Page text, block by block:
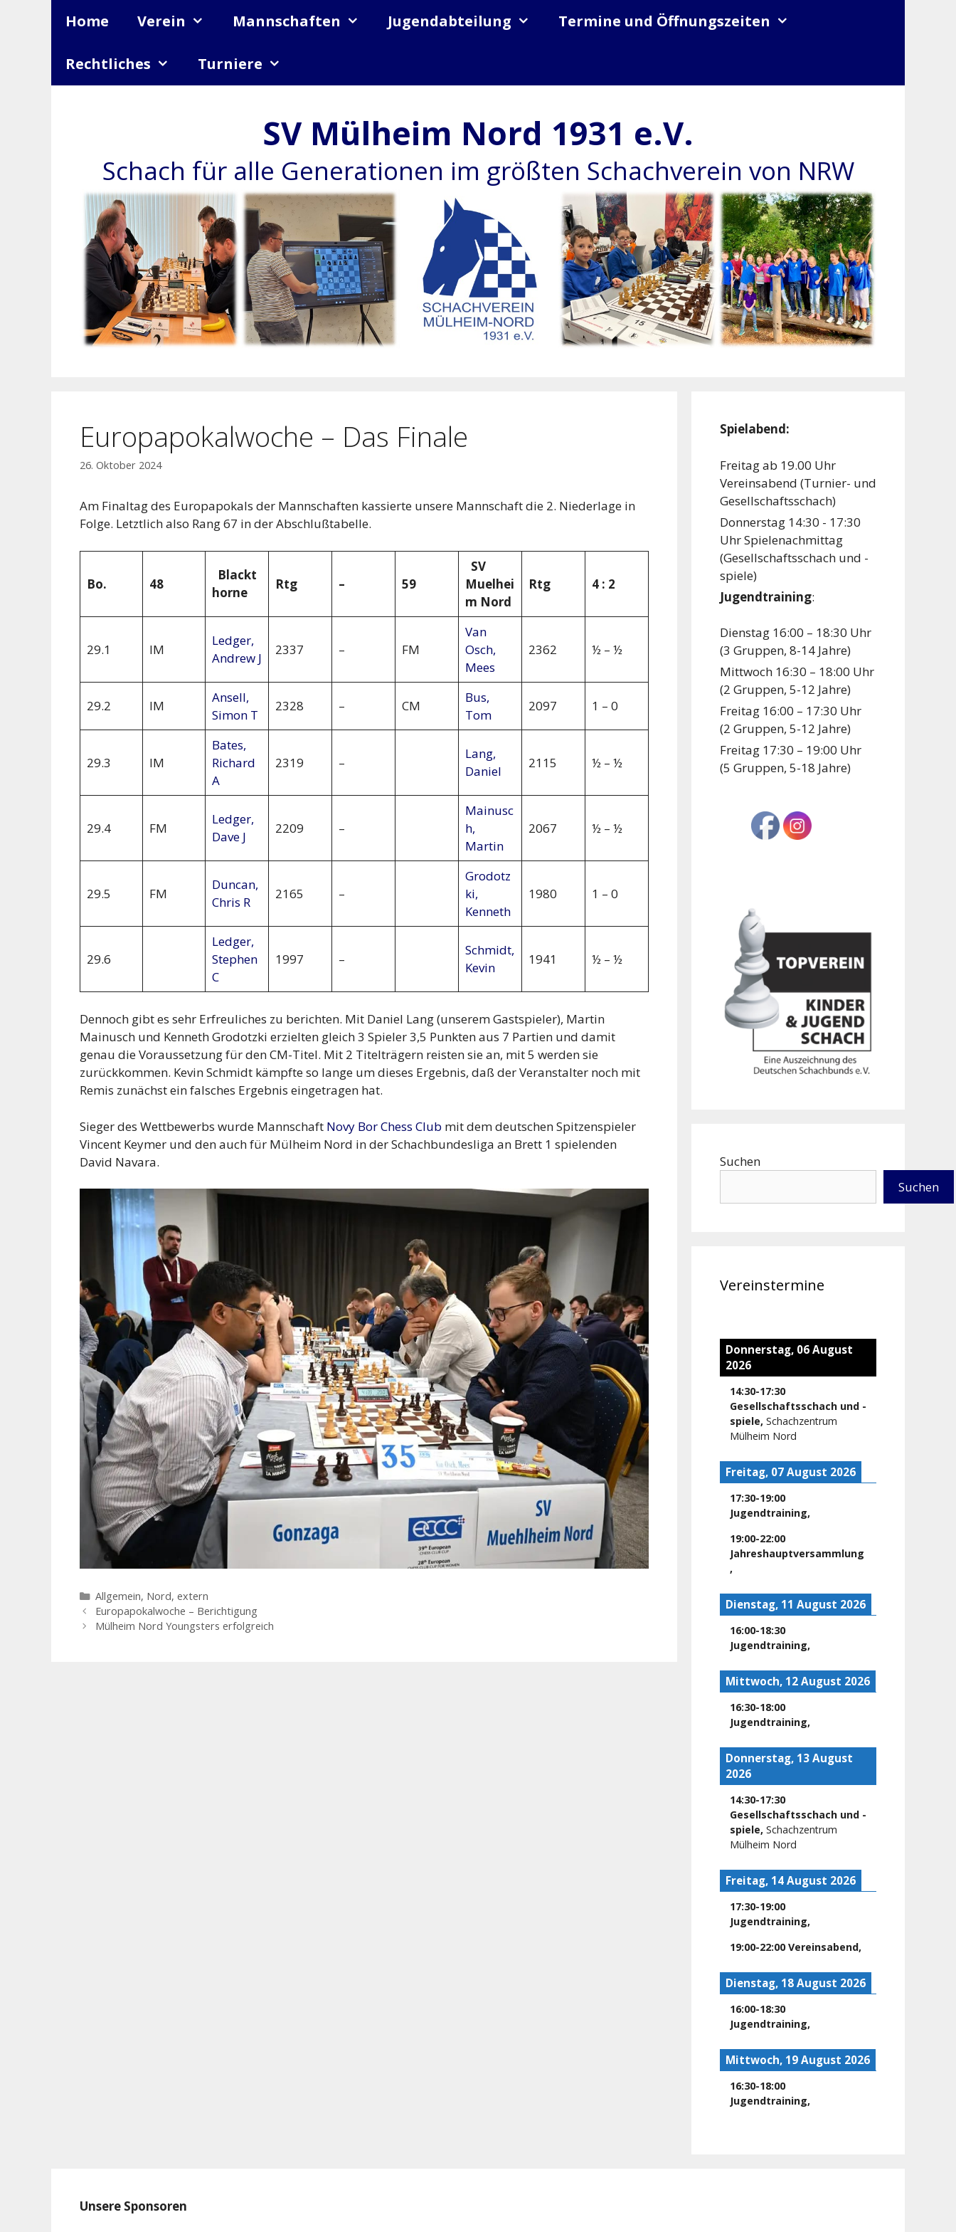
Home Verein Mannschaften Jugendabteilung Termine und Öffnungszeiten
Rechtliches Turniere
SV Mülheim Nord 1931 e.V.
Schach für alle Generationen im größten Schachverein von NRW
Europapokalwoche – Das Finale
26. Oktober 2024
Am Finaltag des Europapokals der Mannschaften kassierte unsere Mannschaft die 2. Niederlage in
Folge. Letztlich also Rang 67 in der Abschlußtabelle.
Bo. 48
Blackt
horne
Rtg – 59
SV
Muelhei
m Nord
Rtg 4 : 2
29.1 IM
Ledger,
Andrew J
2337 – FM
Van
Osch,
Mees
2362 ½ – ½
29.2 IM
Ansell,
Simon T
2328 – CM
Bus,
Tom
2097 1 – 0
29.3 IM
Bates,
Richard
A
2319 –
Lang,
Daniel
2115 ½ – ½
29.4 FM
Ledger,
Dave J
2209 –
Mainusc
h,
Martin
2067 ½ – ½
29.5 FM
Duncan,
Chris R
2165 –
Grodotz
ki,
Kenneth
1980 1 – 0
29.6
Ledger,
Stephen
C
1997 –
Schmidt,
Kevin
1941 ½ – ½
Dennoch gibt es sehr Erfreuliches zu berichten. Mit Daniel Lang (unserem Gastspieler), Martin
Mainusch und Kenneth Grodotzki erzielten gleich 3 Spieler 3,5 Punkten aus 7 Partien und damit
genau die Voraussetzung für den CM-Titel. Mit 2 Titelträgern reisten sie an, mit 5 werden sie
zurückkommen. Kevin Schmidt kämpfte so lange um dieses Ergebnis, daß der Veranstalter noch mit
Remis zunächst ein falsches Ergebnis eingetragen hat.
Sieger des Wettbewerbs wurde Mannschaft Novy Bor Chess Club mit dem deutschen Spitzenspieler
Vincent Keymer und den auch für Mülheim Nord in der Schachbundesliga an Brett 1 spielenden
David Navara.
Kategorien
Allgemein, Nord, extern
Europapokalwoche – Berichtigung
Mülheim Nord Youngsters erfolgreich
Spielabend:
Freitag ab 19.00 Uhr
Vereinsabend (Turnier- und
Gesellschaftsschach)
Donnerstag 14:30 - 17:30
Uhr Spielenachmittag
(Gesellschaftsschach und -
spiele)
Jugendtraining:
Dienstag 16:00 – 18:30 Uhr
(3 Gruppen, 8-14 Jahre)
Mittwoch 16:30 – 18:00 Uhr
(2 Gruppen, 5-12 Jahre)
Freitag 16:00 – 17:30 Uhr
(2 Gruppen, 5-12 Jahre)
Freitag 17:30 – 19:00 Uhr
(5 Gruppen, 5-18 Jahre)
Suchen
Suchen
Vereinstermine
Donnerstag, 06 August
2026
14:30-17:30
Gesellschaftsschach und -
spiele, Schachzentrum
Mülheim Nord
Freitag, 07 August 2026
17:30-19:00
Jugendtraining,
19:00-22:00
Jahreshauptversammlung
,
Dienstag, 11 August 2026
16:00-18:30
Jugendtraining,
Mittwoch, 12 August 2026
16:30-18:00
Jugendtraining,
Donnerstag, 13 August
2026
14:30-17:30
Gesellschaftsschach und -
spiele, Schachzentrum
Mülheim Nord
Freitag, 14 August 2026
17:30-19:00
Jugendtraining,
19:00-22:00 Vereinsabend,
Dienstag, 18 August 2026
16:00-18:30
Jugendtraining,
Mittwoch, 19 August 2026
16:30-18:00
Jugendtraining,
Unsere Sponsoren